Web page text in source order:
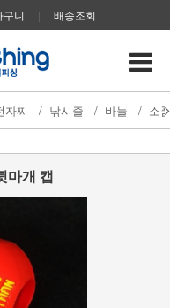
구니 | 배송조회
자찌 / 낚시줄 / 바늘 / 소
마개 캡